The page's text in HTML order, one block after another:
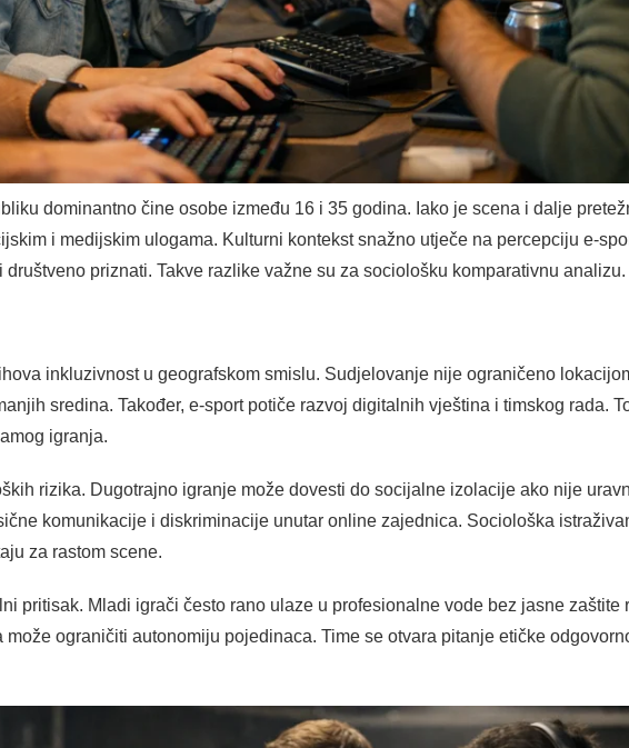
dominantno čine osobe između 16 i 35 godina. Iako je scena i dalje
i medijskim ulogama. Kulturni kontekst snažno utječe na percepciju e-
priznati. Takve razlike važne su za sociološku komparativnu analizu.
inkluzivnost u geografskom smislu. Sudjelovanje nije ograničeno
sredina. Također, e-sport potiče razvoj digitalnih vještina i timskog rada.
igranja.
rizika. Dugotrajno igranje može dovesti do socijalne izolacije ako nije
komunikacije i diskriminacije unutar online zajednica. Sociološka
za rastom scene.
pritisak. Mladi igrači često rano ulaze u profesionalne vode bez jasne zaštite
ograničiti autonomiju pojedinaca. Time se otvara pitanje etičke